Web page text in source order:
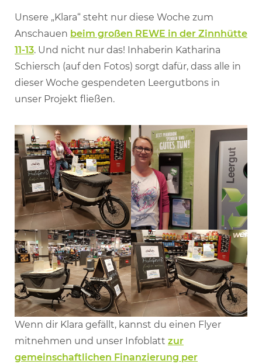
Unsere „Klara“ steht nur diese Woche zum
Anschauen beim großen REWE in der Zinnhütte
11-13. Und nicht nur das! Inhaberin Katharina
Schiersch (auf den Fotos) sorgt dafür, dass alle in
dieser Woche gespendeten Leergutbons in
unser Projekt fließen.
Wenn dir Klara gefällt, kannst du einen Flyer
mitnehmen und unser Infoblatt zur
gemeinschaftlichen Finanzierung per